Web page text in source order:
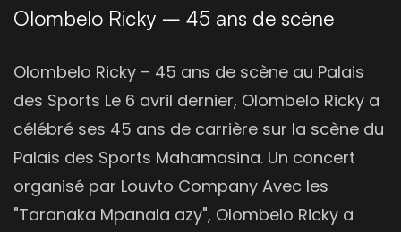
Olombelo Ricky – 45 ans de scène
Olombelo Ricky – 45 ans de scène au Palais
des Sports Le 6 avril dernier, Olombelo Ricky a
célébré ses 45 ans de carrière sur la scène du
Palais des Sports Mahamasina. Un concert
organisé par Louvto Company Avec les
"Taranaka Mpanala azy", Olombelo Ricky a